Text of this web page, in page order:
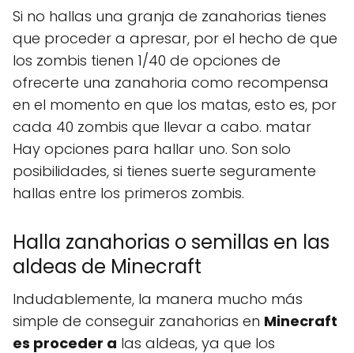
Si no hallas una granja de zanahorias tienes
que proceder a apresar, por el hecho de que
los zombis tienen 1/40 de opciones de
ofrecerte una zanahoria como recompensa
en el momento en que los matas, esto es, por
cada 40 zombis que llevar a cabo. matar
Hay opciones para hallar uno. Son solo
posibilidades, si tienes suerte seguramente
hallas entre los primeros zombis.
Halla zanahorias o semillas en las
aldeas de Minecraft
Indudablemente, la manera mucho más
simple de conseguir zanahorias en Minecraft
es proceder a las aldeas, ya que los